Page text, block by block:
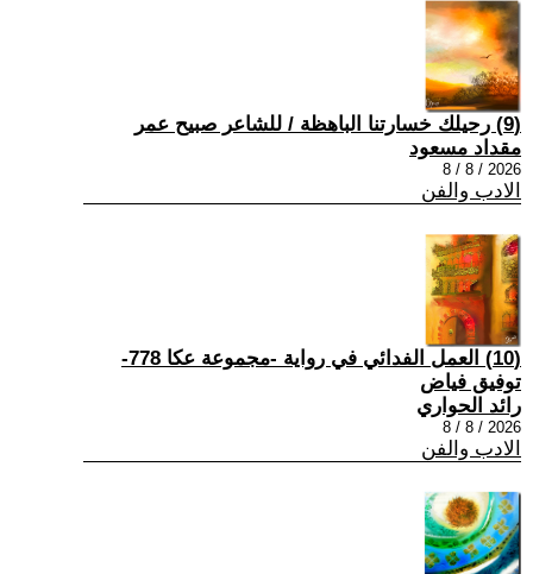
(9) رحيلك خسارتنا الباهظة / للشاعر صبيح عمر
مقداد مسعود
2026 / 8 / 8
الادب والفن
(10) العمل الفدائي في رواية -مجموعة عكا 778-
توفيق فياض
رائد الحواري
2026 / 8 / 8
الادب والفن